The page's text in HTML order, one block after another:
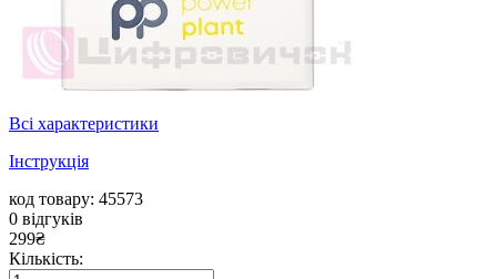
Всі характеристики
Інструкція
код товару: 45573
0 відгуків
299₴
Кількість: